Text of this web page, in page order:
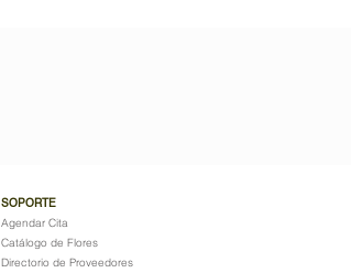
SOPORTE
Agendar Cita
Catálogo de Flores
Directorio de Proveedores